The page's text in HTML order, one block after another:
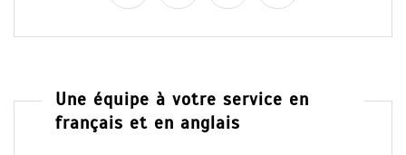
Une équipe à votre service en
français et en anglais